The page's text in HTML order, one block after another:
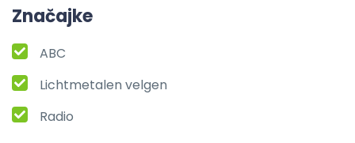
Značajke
ABC
Lichtmetalen velgen
Radio